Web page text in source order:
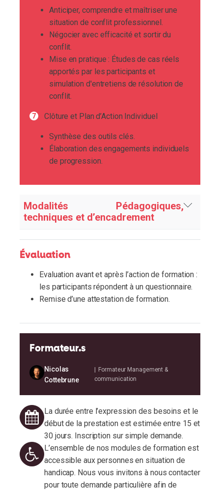
Anticiper, comprendre et maîtriser une
situation de conflit professionnel.
Négocier avec efficacité et sortir du
conflit.
Mise en pratique : Études de cas réels
apportés par les participants et
simulation d'entretiens de résolution de
conflit.
Clôture et Plan d’Action Individuel
Synthèse des outils clés.
Élaboration des engagements individuels
de progression.
Modalités Pédagogiques,
techniques et d’encadrement
formation par l'équipe H2C Carrières ; nous
échangeons ensemble sur votre projet afin
que l’action de formation soit adaptée et
de nouvelles dynamiques professionnelles
Code du Travail).
Pendant l’action de formation
Alternance d’apports théoriques et
d’échanges de pratiques, complétés de
supports et outils clés-en-main.
Mises en situation et cas pratiques, à partir
de scenarii adaptés aux besoins et au
contexte des participants.
Évaluation
Evaluation avant et après l’action de formation :
les participants répondent à un questionnaire.
Remise d’une attestation de formation.
Formateur.s
Nicolas
Cottebrune
| Formateur Management &
communication
La durée entre l’expression des besoins et le
début de la prestation est estimée entre 15 et
30 jours. Inscription sur simple demande.
L’ensemble de nos modules de formation est
accessible aux personnes en situation de
handicap. Nous vous invitons à nous contacter
pour toute demande particulière afin de